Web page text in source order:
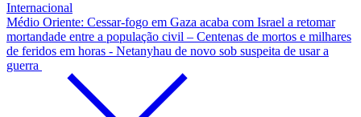
Internacional
Médio Oriente: Cessar-fogo em Gaza acaba com Israel a retomar
mortandade entre a população civil – Centenas de mortos e milhares
de feridos em horas - Netanyhau de novo sob suspeita de usar a
guerra